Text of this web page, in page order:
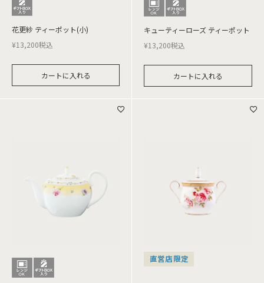
花更紗 ティーポット(小)
¥13,200税込
カートに入れる
キューティーローズ ティーポット
¥13,200税込
カートに入れる
直営店限定